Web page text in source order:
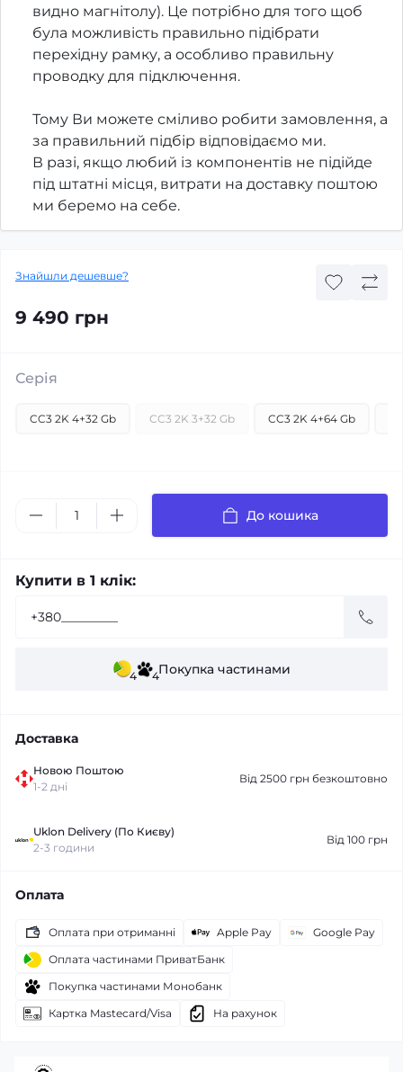
видно магнітолу). Це потрібно для того щоб
була можливість правильно підібрати
перехідну рамку, а особливо правильну
проводку для підключення.
Тому Ви можете сміливо робити замовлення, а
за правильний підбір відповідаємо ми.
В разі, якщо любий із компонентів не підійде
під штатні місця, витрати на доставку поштою
ми беремо на себе.
Знайшли дешевше?
9 490 грн
Серія
CC3 2K 4+32 Gb CC3 2K 3+32 Gb CC3 2K 4+64 Gb
До кошика
Купити в 1 клік:
4 4Покупка частинами
Доставка
Новою Поштою
1-2 дні
Від 2500 грн безкоштовно
Uklon Delivery (По Києву)
2-3 години
Від 100 грн
Оплата
Оплата при отриманні Apple Pay
Google Pay
Оплата частинами ПриватБанк
Покупка частинами Монобанк
Картка Mastecard/Visa
На рахунок